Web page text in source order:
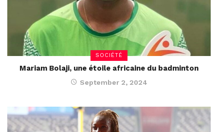
SOCIÉTÉ
Mariam Bolaji, une étoile africaine du badminton
September 2, 2024